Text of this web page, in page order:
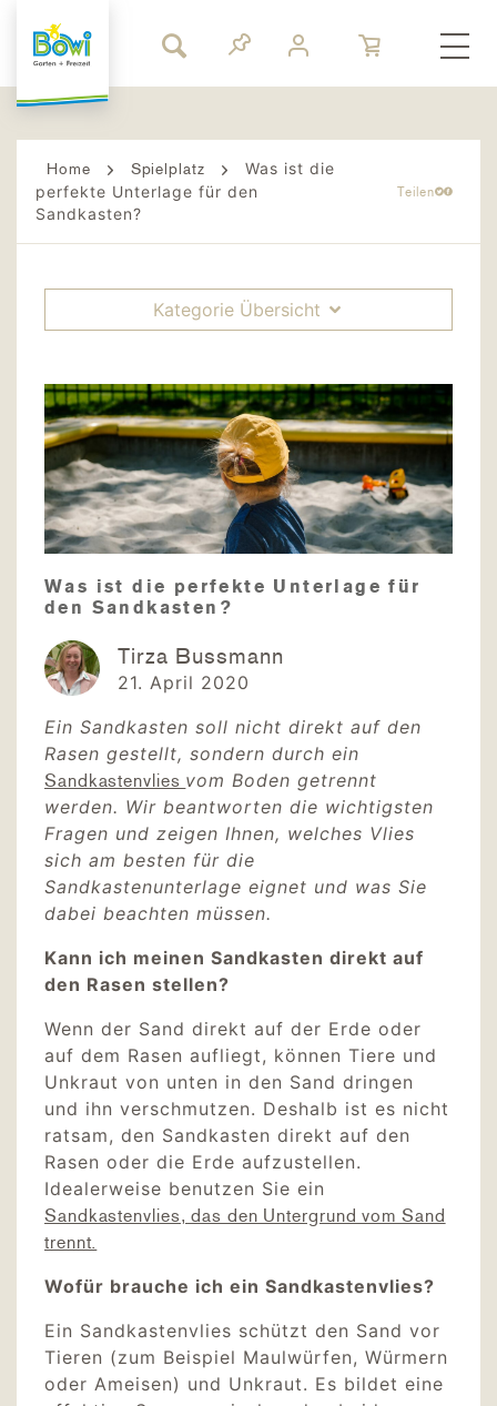
Home Spielplatz
Was ist die
perfekte Unterlage für den
Sandkasten?
Teilen
Kategorie Übersicht
Was ist die perfekte Unterlage für
den Sandkasten?
Tirza Bussmann
21. April 2020
Ein Sandkasten soll nicht direkt auf den
Rasen gestellt, sondern durch ein
Sandkastenvlies vom Boden getrennt
werden. Wir beantworten die wichtigsten
Fragen und zeigen Ihnen, welches Vlies
sich am besten für die
Sandkastenunterlage eignet und was Sie
dabei beachten müssen.
Kann ich meinen Sandkasten direkt auf
den Rasen stellen?
Wenn der Sand direkt auf der Erde oder
auf dem Rasen aufliegt, können Tiere und
Unkraut von unten in den Sand dringen
und ihn verschmutzen. Deshalb ist es nicht
ratsam, den Sandkasten direkt auf den
Rasen oder die Erde aufzustellen.
Idealerweise benutzen Sie ein
Sandkastenvlies, das den Untergrund vom Sand
trennt.
Wofür brauche ich ein Sandkastenvlies?
Ein Sandkastenvlies schützt den Sand vor
Tieren (zum Beispiel Maulwürfen, Würmern
oder Ameisen) und Unkraut. Es bildet eine